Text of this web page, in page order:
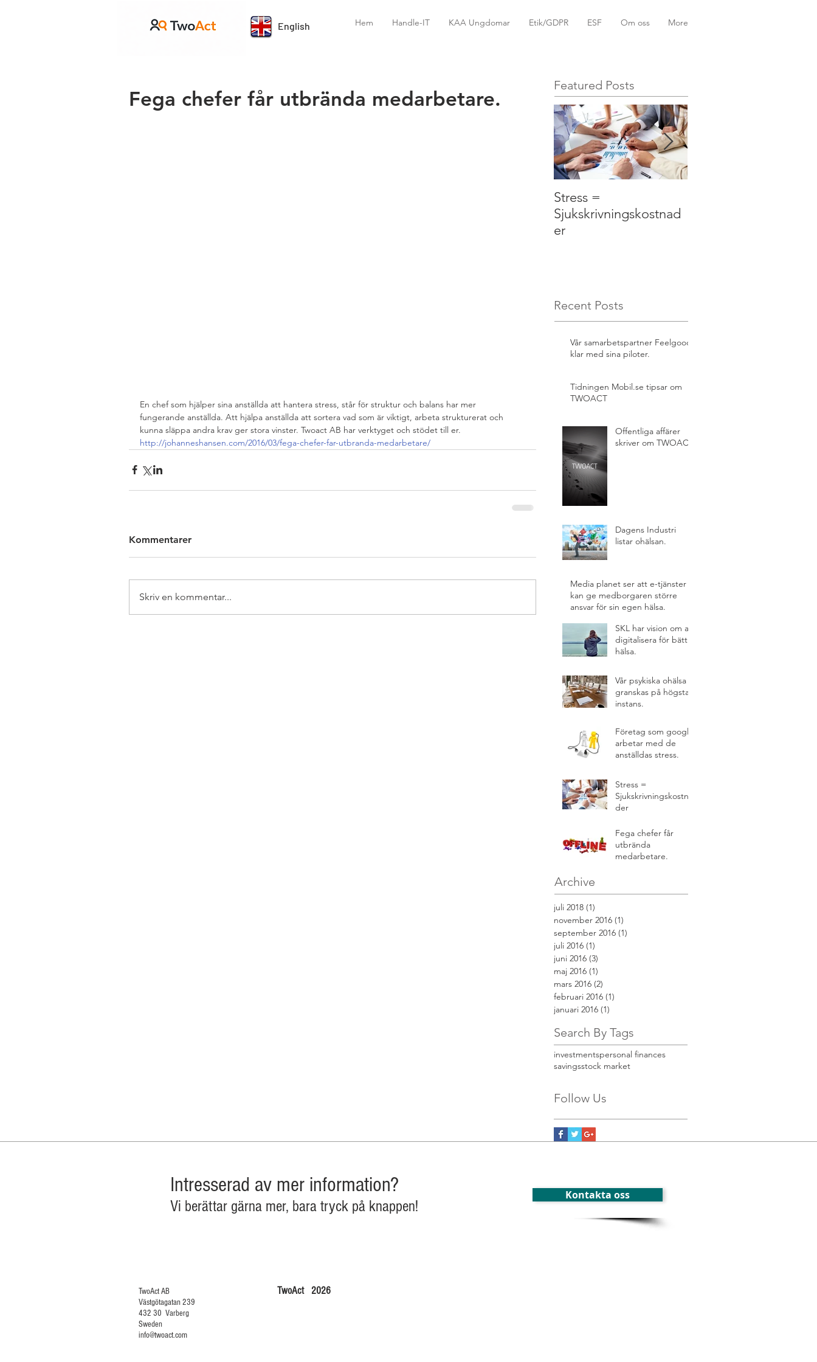
English Hem Handle-IT KAA Ungdomar Etik/GDPR ESF Om oss More
Fega chefer får utbrända medarbetare.
En chef som hjälper sina anställda att hantera stress, står för struktur och balans har mer
fungerande anställda. Att hjälpa anställda att sortera vad som är viktigt, arbeta strukturerat och
kunna släppa andra krav ger stora vinster. Twoact AB har verktyget och stödet till er.
http://johanneshansen.com/2016/03/fega-chefer-far-utbranda-medarbetare/
Kommentarer
Skriv en kommentar...
Featured Posts
Stress =
Sjukskrivningskostnad
er
Recent Posts
Vår samarbetspartner Feelgood
klar med sina piloter.
Tidningen Mobil.se tipsar om
TWOACT
Offentliga affärer
skriver om TWOACT.
Dagens Industri
listar ohälsan.
Media planet ser att e-tjänster
kan ge medborgaren större
ansvar för sin egen hälsa.
SKL har vision om att
digitalisera för bättre
hälsa.
Vår psykiska ohälsa
granskas på högsta
instans.
Företag som google
arbetar med de
anställdas stress.
Stress =
Sjukskrivningskostna
der
Fega chefer får
utbrända
medarbetare.
Archive
juli 2018 (1)
november 2016 (1)
september 2016 (1)
juli 2016 (1)
juni 2016 (3)
maj 2016 (1)
mars 2016 (2)
februari 2016 (1)
januari 2016 (1)
Search By Tags
investmentspersonal finances
savingsstock market
Follow Us
Intresserad av mer information?
Vi berättar gärna mer, bara tryck på knappen!
Kontakta oss
TwoAct AB TwoAct 2026
Västgötagatan 239
432 30 Varberg
Sweden
info@twoact.com